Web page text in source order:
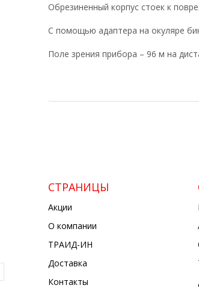
Обрезиненный корпус стоек к
С помощью адаптера на окуляре
Поле зрения прибора – 96 м на
СТРАНИЦЫ
Акции
О компании
ТРАИД-ИН
Доставка
Контакты